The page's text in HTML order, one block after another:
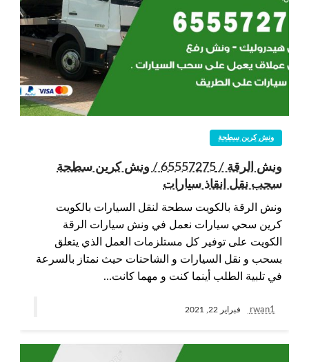
ونش كرين سطحة
ونش الرقة / 65557275 / ونش كرين سطحة
سحب نقل انقاذ سيارات
ونش الرقة بالكويت سطحة لنقل السيارات بالكويت
كرين سحي سيارات نعمل في ونش سيارات الرقة
الكويت على توفير كل مستلزمات العمل الذي يتعلق
بسحب و نقل السيارات و الشاحنات حيث نمتاز بالسرعة
في تلبية الطلب أينما كنت و مهما كانت…
rwan1 فبراير 22, 2021